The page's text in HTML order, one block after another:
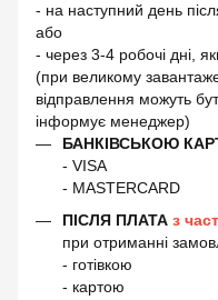
- на наступний день
або
- через 3-4 робочі дні,
(при великому
відправлення можуть
інформує менеджер)
БАНКІВСЬКОЮ
- VISA
- MASTERCARD
ПІСЛЯ ПЛАТА з
при отриманні
- готівкою
- картою